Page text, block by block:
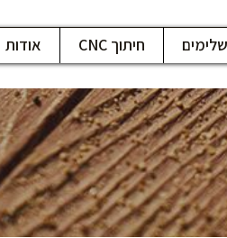
חיתוך CNC אודות